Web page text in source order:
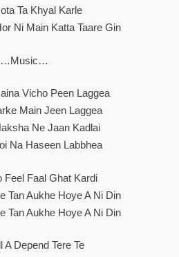
Ta Khyal Karle
Ni Main Katta Taare Gin
…Music…
Vicho Peen Laggea
Main Jeen Laggea
Ne Jaan Kadlai
Na Haseen Labbhea
Feel Faal Ghat Kardi
Tan Aukhe Hoye A Ni Din
Tan Aukhe Hoye A Ni Din
A Depend Tere Te